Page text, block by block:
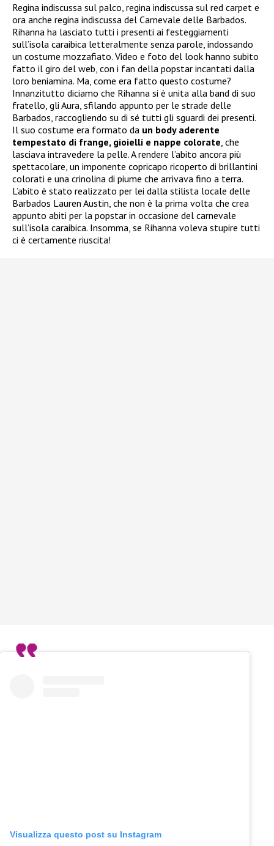
Regina indiscussa sul palco, regina indiscussa sul red carpet e
ora anche regina indiscussa del Carnevale delle Barbados.
Rihanna ha lasciato tutti i presenti ai festeggiamenti
sull’isola caraibica letteralmente senza parole, indossando
un costume mozzafiato. Video e foto del look hanno subito
fatto il giro del web, con i fan della popstar incantati dalla
loro beniamina. Ma, come era fatto questo costume?
Innanzitutto diciamo che Rihanna si è unita alla band di suo
fratello, gli Aura, sfilando appunto per le strade delle
Barbados, raccogliendo su di sé tutti gli sguardi dei presenti.
Il suo costume era formato da un body aderente
tempestato di frange, gioielli e nappe colorate , che
lasciava intravedere la pelle. A rendere l’abito ancora più
spettacolare, un imponente copricapo ricoperto di brillantini
colorati e una crinolina di piume che arrivava fino a terra.
L’abito è stato realizzato per lei dalla stilista locale delle
Barbados Lauren Austin, che non è la prima volta che crea
appunto abiti per la popstar in occasione del carnevale
sull’isola caraibica. Insomma, se Rihanna voleva stupire tutti
ci è certamente riuscita!
Visualizza questo post su Instagram